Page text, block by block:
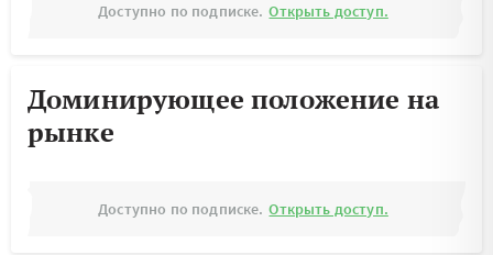
Доступно по подписке. Открыть доступ.
Доминирующее положение на
рынке
Доступно по подписке. Открыть доступ.